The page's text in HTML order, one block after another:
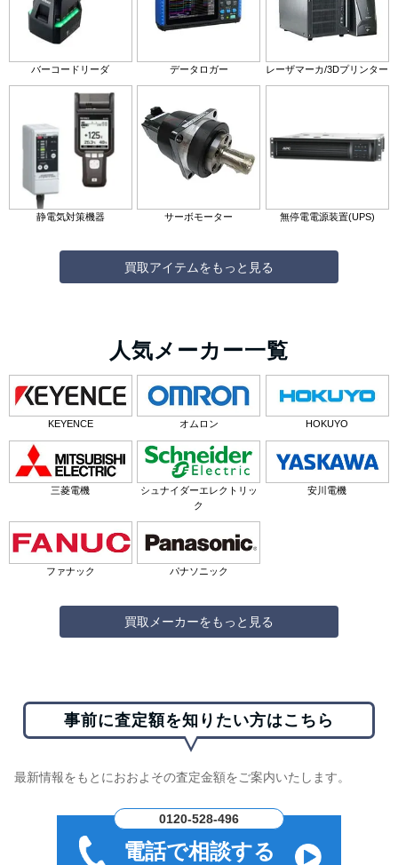
バーコードリーダ データロガー レーザマーカ/3Dプリンター
静電気対策機器 サーボモーター 無停電電源装置(UPS)
買取アイテムをもっと見る
人気メーカー一覧
KEYENCE オムロン HOKUYO
三菱電機
シュナイダーエレクトリッ
ク
安川電機
ファナック パナソニック
買取メーカーをもっと見る
事前に査定額を知りたい方はこちら
最新情報をもとにおおよその査定金額をご案内いたします。
0120-528-496
電話で相談する